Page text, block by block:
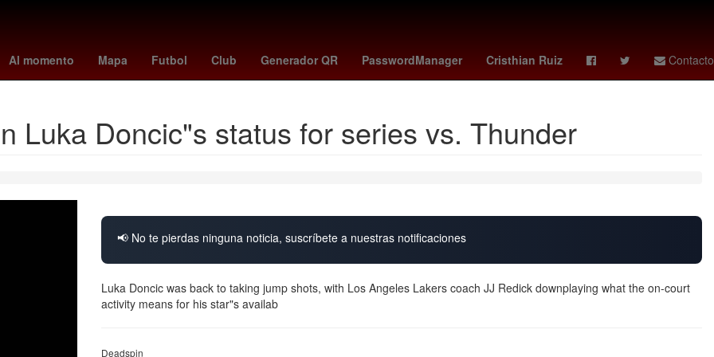
Al momento Mapa Futbol Club Generador QR PasswordManager Cristhian Ruiz Contacto
de goleo mundial 2026 alerta meteorológica Gobierno 2024 obsession Ridley Scott Américo Villarreal
Luka Doncic"s status for series vs. Thunder
📢 No te pierdas ninguna noticia, suscríbete a nuestras notificaciones
Luka Doncic was back to taking jump shots, with Los Angeles Lakers coach JJ Redick downplaying what the on-court
activity means for his star"s availab
Deadspin